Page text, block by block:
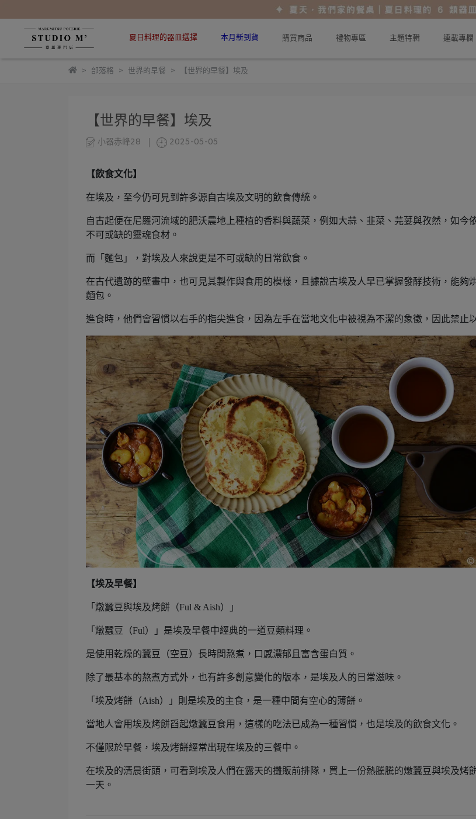
夏日料理的器皿選擇 本月新到貨 購買商品 禮物專區 主題特輯 連載專欄
部落格 世界的早餐 【世界的早餐】埃及
【世界的早餐】埃及
小器赤峰28 2025-05-05
【飲食文化】
在埃及，至今仍可見到許多源自古埃及文明的飲食傳統。
自古起便在尼羅河流域的肥沃農地上種植的香料與蔬菜，例如大蒜、韭菜、芫荽與孜然，如今
不可或缺的靈魂食材。
而「麵包」，對埃及人來說更是不可或缺的日常飲食。
在古代遺跡的壁畫中，也可見其製作與食用的模樣，且據說古埃及人早已掌握發酵技術，能夠
麵包。
進食時，他們會習慣以右手的指尖進食，因為左手在當地文化中被視為不潔的象徵，因此禁止
【埃及早餐】
「燉蠶豆與埃及烤餅（Ful & Aish）」
「燉蠶豆（Ful）」是埃及早餐中經典的一道豆類料理。
是使用乾燥的蠶豆（空豆）長時間熬煮，口感濃郁且富含蛋白質。
除了最基本的熬煮方式外，也有許多創意變化的版本，是埃及人的日常滋味。
「埃及烤餅（Aish）」則是埃及的主食，是一種中間有空心的薄餅。
當地人會用埃及烤餅舀起燉蠶豆食用，這樣的吃法已成為一種習慣，也是埃及的飲食文化。
不僅限於早餐，埃及烤餅經常出現在埃及的三餐中。
在埃及的清晨街頭，可看到埃及人們在露天的攤販前排隊，買上一份熱騰騰的燉蠶豆與埃及烤
一天。